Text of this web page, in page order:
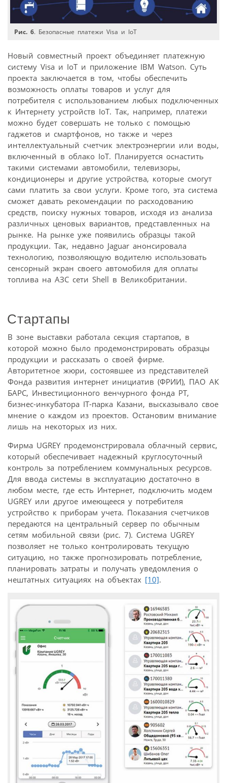
Рис. 6. Безопасные платежи Visa и IoT
Новый совместный проект объединяет платежную
систему Visa и IoT и приложение IBM Watson. Суть
проекта заключается в том, чтобы обеспечить
возможность оплаты товаров и услуг для
потребителя с использованием любых подключенных
к Интернету устройств IoT. Так, например, платежи
можно будет совершать не только с помощью
гаджетов и смартфонов, но также и через
интеллектуальный счетчик электроэнергии или воды,
включенный в облако IoT. Планируется оснастить
такими системами автомобили, телевизоры,
кондиционеры и другие устройства, которые смогут
сами платить за свои услуги. Кроме того, эта система
сможет давать рекомендации по расходованию
средств, поиску нужных товаров, исходя из анализа
различных ценовых вариантов, представленных на
рынке. На рынке уже появились образцы такой
продукции. Так, недавно Jaguar анонсировала
технологию, позволяющую водителю использовать
сенсорный экран своего автомобиля для оплаты
топлива на АЗС сети Shell в Великобритании.
Стартапы
В зоне выставки работала секция стартапов, в
которой можно было продемонстрировать образцы
продукции и рассказать о своей фирме.
Авторитетное жюри, состоявшее из представителей
Фонда развития интернет инициатив (ФРИИ), ПАО АК
БАРС, Инвестиционного венчурного фонда РТ,
бизнес-инкубатора IT-парка Казани, высказывало свое
мнение о каждом из проектов. Остановим внимание
лишь на некоторых из них.
Фирма UGREY продемонстрировала облачный сервис,
который обеспечивает надежный круглосуточный
контроль за потреблением коммунальных ресурсов.
Для ввода системы в эксплуатацию достаточно в
любом месте, где есть Интернет, подключить модем
UGREY или другое имеющееся у потребителя
устройство к приборам учета. Показания счетчиков
передаются на центральный сервер по обычным
сетям мобильной связи (рис. 7). Система UGREY
позволяет не только контролировать текущую
ситуацию, но также прогнозировать потребление,
планировать затраты и получать уведомления о
нештатных ситуациях на объектах [10].